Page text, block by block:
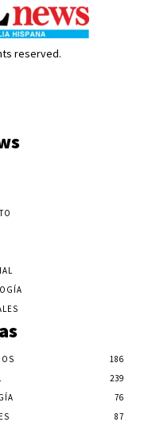
reserved.
186
239
76
87